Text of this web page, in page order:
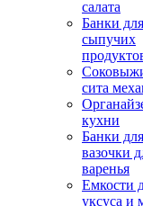
салата
Банки для
сыпучих
сита
кухни
Банки
вазочки
варенья
Емкости
уксуса и